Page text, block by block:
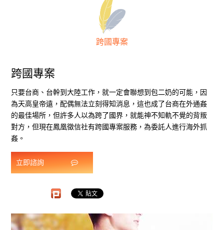
跨國專案
跨國專案
只要台商、台幹到大陸工作，就一定會聯想到包二奶的可能，因
為天高皇帝遠，配偶無法立刻得知消息，這也成了台商在外通姦
的最佳場所，但許多人以為跨了國界，就能神不知軌不覺的背叛
對方，但現在鳳凰徵信社有跨國專案服務，為委託人進行海外抓
姦。
立即諮詢